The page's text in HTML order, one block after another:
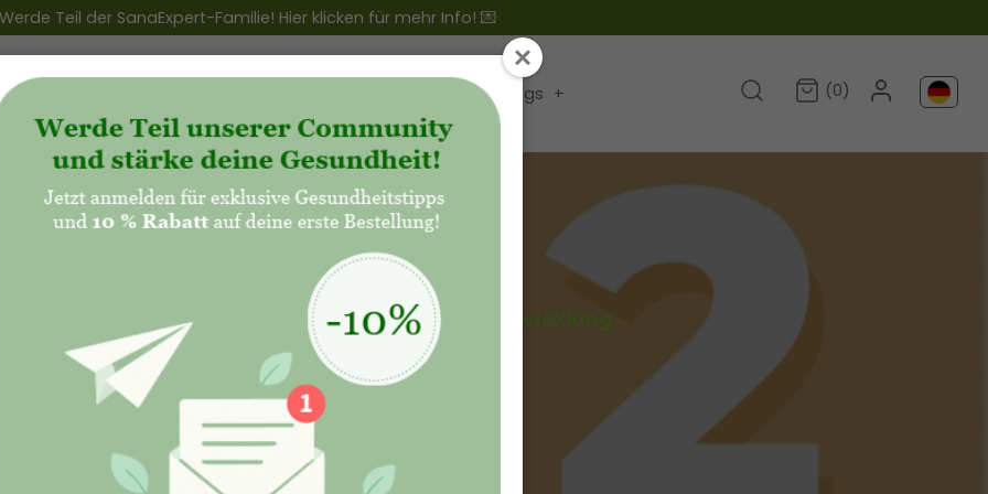
Werde Teil der SanaExpert-Familie! Hier klicken für mehr Info! 💌
Club Blogs + (0)
der Schwangerschaft: Symptome und Entwicklung
des Babys